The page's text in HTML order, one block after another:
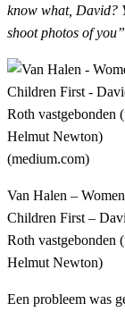
know what, David?
shoot photos of you”
Van Halen –
Children First –
Roth vastgebonden
Helmut Newton)
Een probleem was